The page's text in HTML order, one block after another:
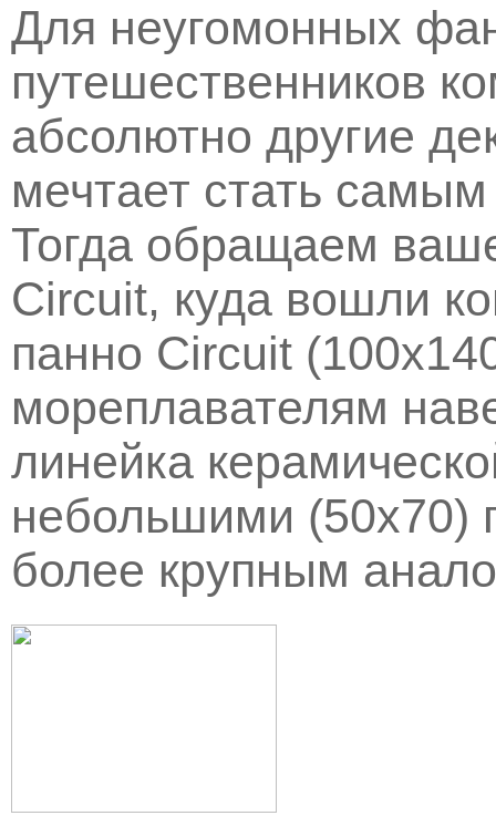
Для неугомонных
путешественников
абсолютно другие
мечтает стать
Тогда обращаем
Circuit, куда вошли
панно Circuit
мореплавателям
линейка
небольшими (50х70)
более крупным